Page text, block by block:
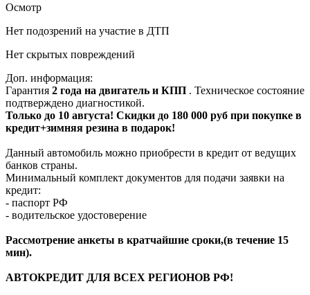
Осмотр
Нет подозрений на участие в ДТП
Нет скрытых повреждений
Доп. информация:
Гарантия 2 года на двигатель и КПП . Техническое состояние
подтверждено диагностикой.
Только до 10 августа! Скидки до 180 000 руб при покупке в
кредит+зимняя резина в подарок!
Данный автомобиль можно приобрести в кредит от ведущих
банков страны.
Минимальный комплект документов для подачи заявки на
кредит:
- паспорт РФ
- водительское удостоверение
Рассмотрение анкеты в кратчайшие сроки,(в течение 15
мин).
АВТОКРЕДИТ ДЛЯ ВСЕХ РЕГИОНОВ РФ!